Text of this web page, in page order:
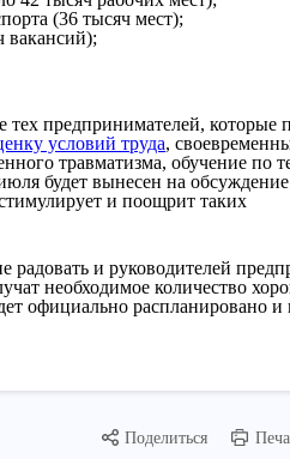
(36 тысяч мест);
вакансий);
предпринимателей, которые
условий труда,
травматизма, обучение по
будет вынесен на
и поощрит таких
и руководителей
необходимое количество
официально распланировано и
Поделиться